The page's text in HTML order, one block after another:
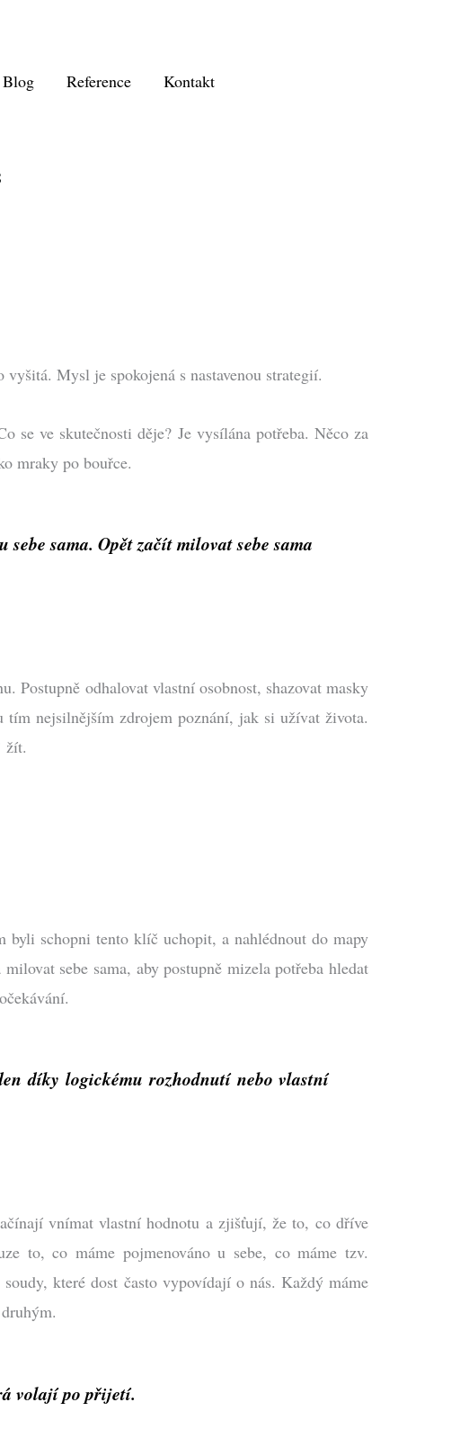
Blog Reference Kontakt
Mysl je spokojená s nastavenou strategií.
ve skutečnosti děje? Je vysílána potřeba. Něco za
mraky po bouřce.
sama. Opět začít milovat sebe sama
Postupně odhalovat vlastní osobnost, shazovat masky
tím nejsilnějším zdrojem poznání, jak si užívat života.
žít.
byli schopni tento klíč uchopit, a nahlédnout do mapy
sebe sama, aby postupně mizela potřeba hledat
díky logickému rozhodnutí nebo vlastní
vnímat vlastní hodnotu a zjišťují, že to, co dříve
to, co máme pojmenováno u sebe, co máme tzv.
které dost často vypovídají o nás. Každý máme
volají po přijetí.